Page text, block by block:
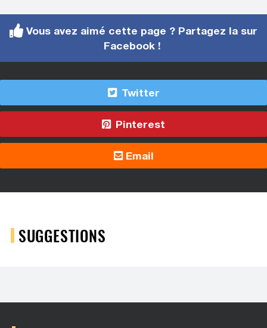
Vous avez aimé cette page ? Partagez la sur
Facebook !
Twitter
Pinterest
Email
SUGGESTIONS